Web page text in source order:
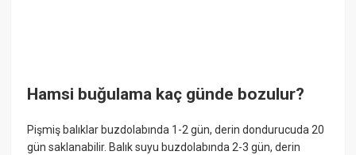
Hamsi buğulama kaç günde bozulur?
Pişmiş balıklar buzdolabında 1-2 gün, derin dondurucuda 20
gün saklanabilir. Balık suyu buzdolabında 2-3 gün, derin